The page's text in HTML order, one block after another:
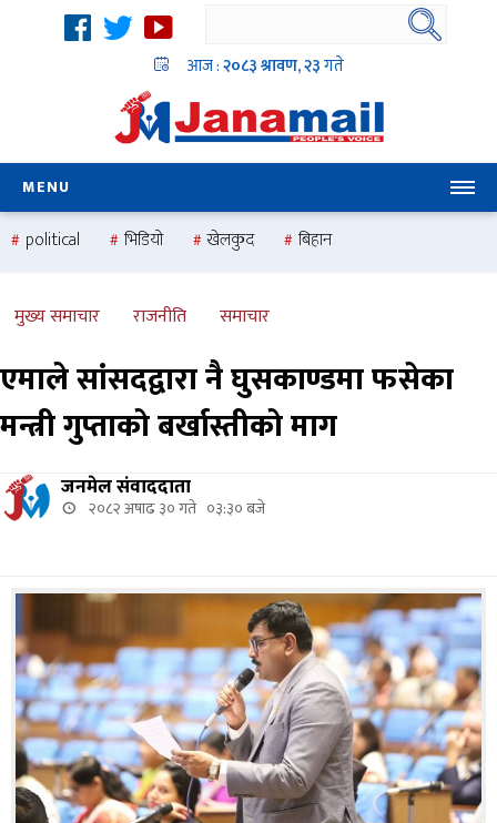
आज :२०८३ श्रावण, २३गते
MENU
political भिडियो खेलकुद
बिहान
national
health
मुख्य समाचार राजनीति समाचार
एमाले सांसदद्वारा नै घुसकाण्डमा फसेका
मन्त्री गुप्ताकाे बर्खास्तीकाे माग
जनमेल संवाददाता
२०८२ अषाढ ३० गते ०३:३० बजे